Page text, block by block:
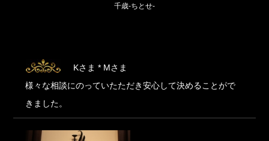
千歳-ちとせ-
Kさま * Mさま
様々な相談にのっていたただき安心して決めることがで
きました。